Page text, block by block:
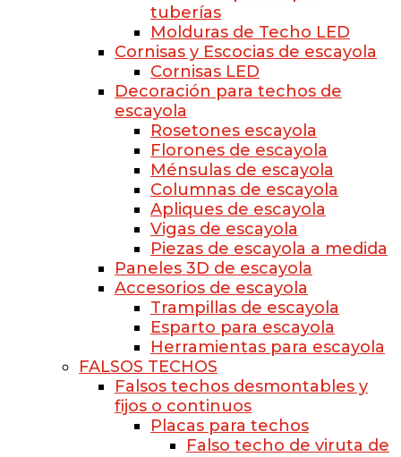
tuberías
Molduras de Techo LED
Cornisas y Escocias de escayola
Cornisas LED
Decoración para techos de
escayola
Rosetones escayola
Florones de escayola
Ménsulas de escayola
Columnas de escayola
Apliques de escayola
Vigas de escayola
Piezas de escayola a medida
Paneles 3D de escayola
Accesorios de escayola
Trampillas de escayola
Esparto para escayola
Herramientas para escayola
FALSOS TECHOS
Falsos techos desmontables y
fijos o continuos
Placas para techos
Falso techo de viruta de